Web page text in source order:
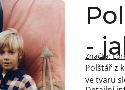
-
Značka:
Polštář z
ve tvaru